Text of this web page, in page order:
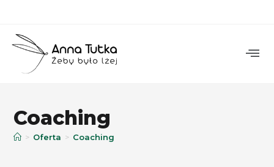
Coaching
> Oferta > Coaching